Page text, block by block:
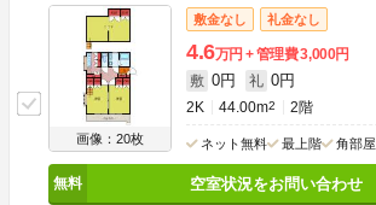
画像：20枚
敷金なし 礼金なし
4.6万円 管理費3,000円
敷 0円 礼 0円
2K 44.00m2 2階
ネット無料 最上階 角部屋
空室状況をお問い合わせ